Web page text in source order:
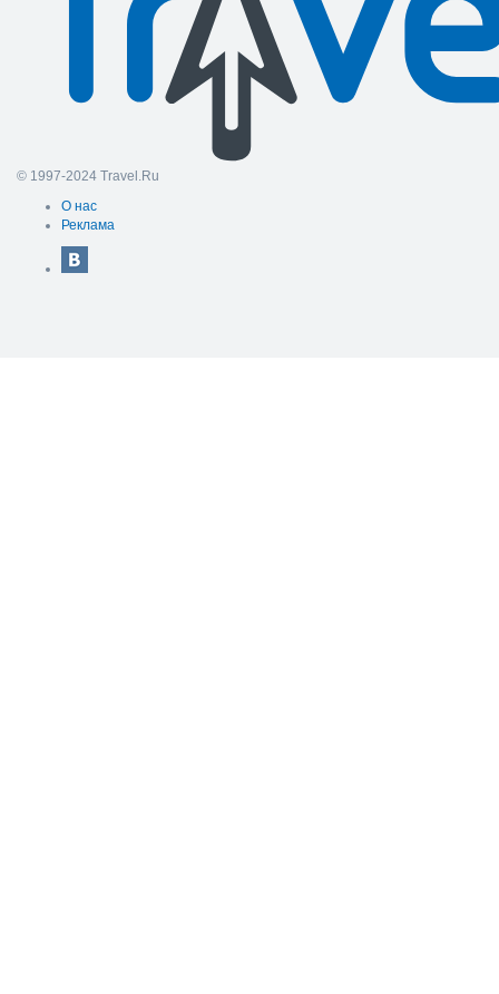
© 1997-2024 Travel.Ru
О нас
Реклама